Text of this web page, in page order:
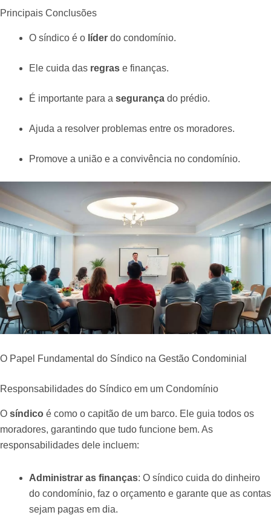
Principais Conclusões
O síndico é o líder do condomínio.
Ele cuida das regras e finanças.
É importante para a segurança do prédio.
Ajuda a resolver problemas entre os moradores.
Promove a união e a convivência no condomínio.
O Papel Fundamental do Síndico na Gestão Condominial
Responsabilidades do Síndico em um Condomínio
O síndico é como o capitão de um barco. Ele guia todos os
moradores, garantindo que tudo funcione bem. As
responsabilidades dele incluem:
Administrar as finanças: O síndico cuida do dinheiro
do condomínio, faz o orçamento e garante que as contas
sejam pagas em dia.